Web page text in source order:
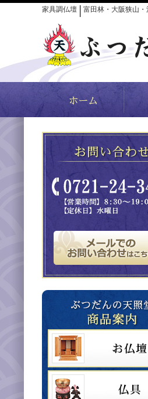
家具調仏壇 富田林・大阪狭山